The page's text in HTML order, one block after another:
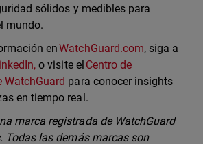
sólidos y medibles para
mundo.
enWatchGuard.com, siga a
o visite el Centro de
WatchGuard para conocer insights
en tiempo real.
marca registrada de WatchGuard
Todas las demás marcas son